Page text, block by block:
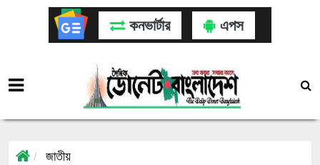
কনভার্টার এপস
জাতীয়